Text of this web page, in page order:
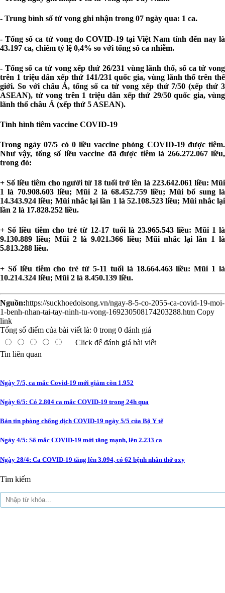
- Trung bình số tử vong ghi nhận trong 07 ngày qua: 1 ca.
- Tổng số ca tử vong do COVID-19 tại Việt Nam tính đến nay là
43.197 ca, chiếm tỷ lệ 0,4% so với tổng số ca nhiễm.
- Tổng số ca tử vong xếp thứ 26/231 vùng lãnh thổ, số ca tử vong
trên 1 triệu dân xếp thứ 141/231 quốc gia, vùng lãnh thổ trên thế
giới. So với châu Á, tổng số ca tử vong xếp thứ 7/50 (xếp thứ 3
ASEAN), tử vong trên 1 triệu dân xếp thứ 29/50 quốc gia, vùng
lãnh thổ châu Á (xếp thứ 5 ASEAN).
Tình hình tiêm vaccine COVID-19
Trong ngày 07/5 có 0 liềuvaccine phòng COVID-19được tiêm.
Như vậy, tổng số liều vaccine đã được tiêm là 266.272.067 liều,
trong đó:
+ Số liều tiêm cho người từ 18 tuổi trở lên là 223.642.061 liều: Mũi
1 là 70.908.603 liều; Mũi 2 là 68.452.759 liều; Mũi bổ sung là
14.343.924 liều; Mũi nhắc lại lần 1 là 52.108.523 liều; Mũi nhắc lại
lần 2 là 17.828.252 liều.
+ Số liều tiêm cho trẻ từ 12-17 tuổi là 23.965.543 liều: Mũi 1 là
9.130.889 liều; Mũi 2 là 9.021.366 liều; Mũi nhắc lại lần 1 là
5.813.288 liều.
+ Số liều tiêm cho trẻ từ 5-11 tuổi là 18.664.463 liều: Mũi 1 là
10.214.324 liều; Mũi 2 là 8.450.139 liều.
Nguồn:https://suckhoedoisong.vn/ngay-8-5-co-2055-ca-covid-19-moi-
1-benh-nhan-tai-tay-ninh-tu-vong-169230508174203288.htm Copy
link
Tổng số điểm của bài viết là: 0 trong 0 đánh giá
Click để đánh giá bài viết
Tin liên quan
Ngày 7/5, ca mắc Covid-19 mới giảm còn 1.952
Ngày 6/5: Có 2.804 ca mắc COVID-19 trong 24h qua
Bản tin phòng chống dịch COVID-19 ngày 5/5 của Bộ Y tế
Ngày 4/5: Số mắc COVID-19 mới tăng mạnh, lên 2.233 ca
Ngày 28/4: Ca COVID-19 tăng lên 3.094, có 62 bệnh nhân thở oxy
Tìm kiếm